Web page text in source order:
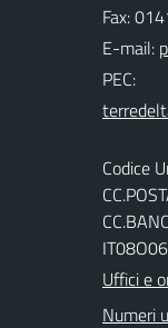
Fax:
E-mail:
PEC:
Codice
Uffici e
Numeri